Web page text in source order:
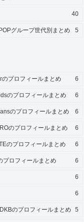
40
グループ世代別まとめ 5
のプロフィールまとめ 6
のプロフィールまとめ 6
のプロフィールまとめ 6
のプロフィールまとめ 6
のプロフィールまとめ 6
プロフィールまとめ 6
6
6
DKBのプロフィールまとめ 5